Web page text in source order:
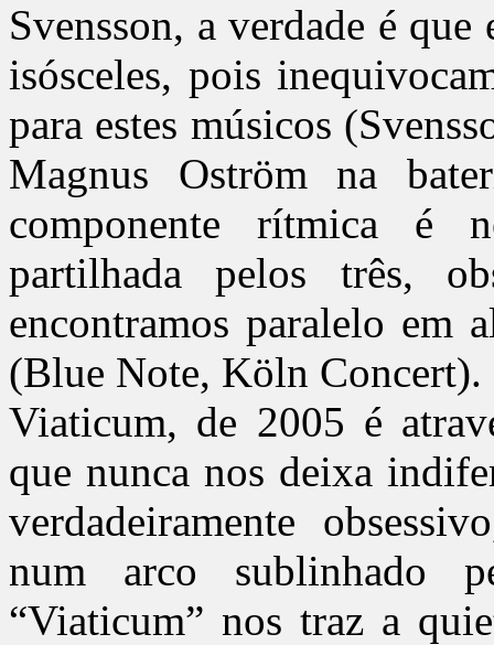
Svensson, a verdade é
isósceles, pois
para estes músicos
Magnus Oström na
componente rítmica é
partilhada pelos três,
encontramos paralelo em
(Blue Note, Köln Concert).
Viaticum, de 2005 é
que nunca nos deixa
verdadeiramente
num arco sublinhado
“Viaticum” nos traz a